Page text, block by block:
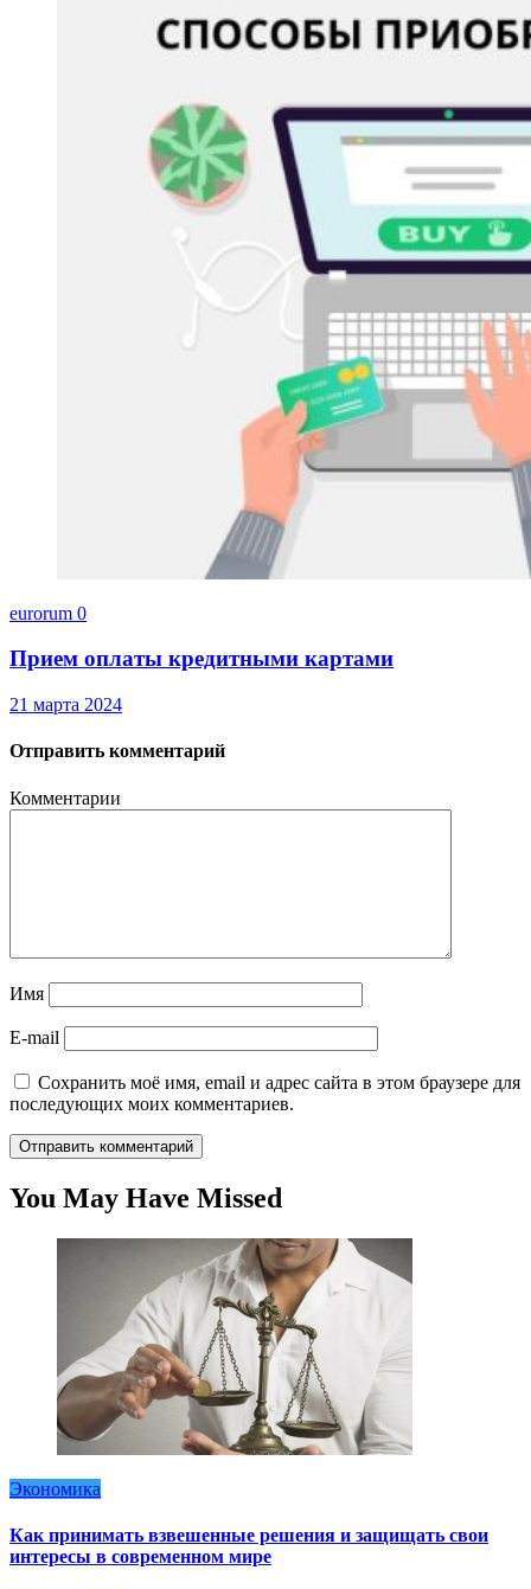
eurorum 0
Прием оплаты кредитными картами
21 марта 2024
Отправить комментарий
Комментарии
Имя
E-mail
Сохранить моё имя, email и адрес сайта в этом браузере для
последующих моих комментариев.
You May Have Missed
Экономика
Как принимать взвешенные решения и защищать свои
интересы в современном мире